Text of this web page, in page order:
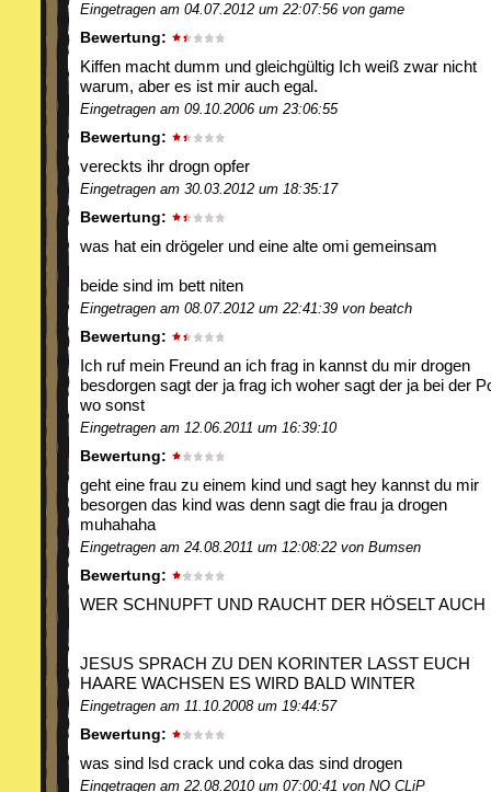
Eingetragen am 04.07.2012 um 22:07:56 von game
Bewertung:
Kiffen macht dumm und gleichgültig Ich weiß zwar nicht
warum, aber es ist mir auch egal.
Eingetragen am 09.10.2006 um 23:06:55
Bewertung:
vereckts ihr drogn opfer
Eingetragen am 30.03.2012 um 18:35:17
Bewertung:
was hat ein drögeler und eine alte omi gemeinsam
beide sind im bett niten
Eingetragen am 08.07.2012 um 22:41:39 von beatch
Bewertung:
Ich ruf mein Freund an ich frag in kannst du mir drogen
besdorgen sagt der ja frag ich woher sagt der ja bei der
wo sonst
Eingetragen am 12.06.2011 um 16:39:10
Bewertung:
geht eine frau zu einem kind und sagt hey kannst du mir
besorgen das kind was denn sagt die frau ja drogen
muhahaha
Eingetragen am 24.08.2011 um 12:08:22 von Bumsen
Bewertung:
WER SCHNUPFT UND RAUCHT DER HÖSELT AUCH
JESUS SPRACH ZU DEN KORINTER LASST EUCH
HAARE WACHSEN ES WIRD BALD WINTER
Eingetragen am 11.10.2008 um 19:44:57
Bewertung:
was sind lsd crack und coka das sind drogen
Eingetragen am 22.08.2010 um 07:00:41 von NO CLiP